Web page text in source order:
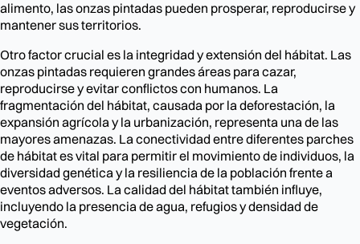
alimento, las onzas pintadas pueden prosperar, reproducirse y
mantener sus territorios.
Otro factor crucial es la integridad y extensión del hábitat. Las
onzas pintadas requieren grandes áreas para cazar,
reproducirse y evitar conflictos con humanos. La
fragmentación del hábitat, causada por la deforestación, la
expansión agrícola y la urbanización, representa una de las
mayores amenazas. La conectividad entre diferentes parches
de hábitat es vital para permitir el movimiento de individuos, la
diversidad genética y la resiliencia de la población frente a
eventos adversos. La calidad del hábitat también influye,
incluyendo la presencia de agua, refugios y densidad de
vegetación.